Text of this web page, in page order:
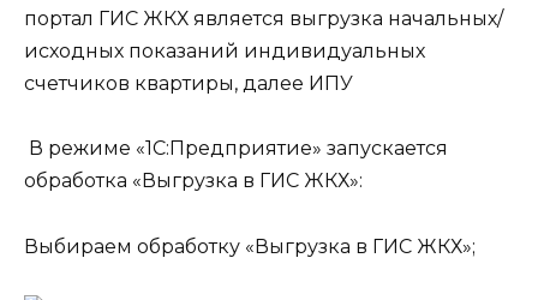
портал ГИС ЖКХ является выгрузка начальных/
исходных показаний индивидуальных
счетчиков квартиры, далее ИПУ
В режиме «1С:Предприятие» запускается
обработка «Выгрузка в ГИС ЖКХ»:
Выбираем обработку «Выгрузка в ГИС ЖКХ»;